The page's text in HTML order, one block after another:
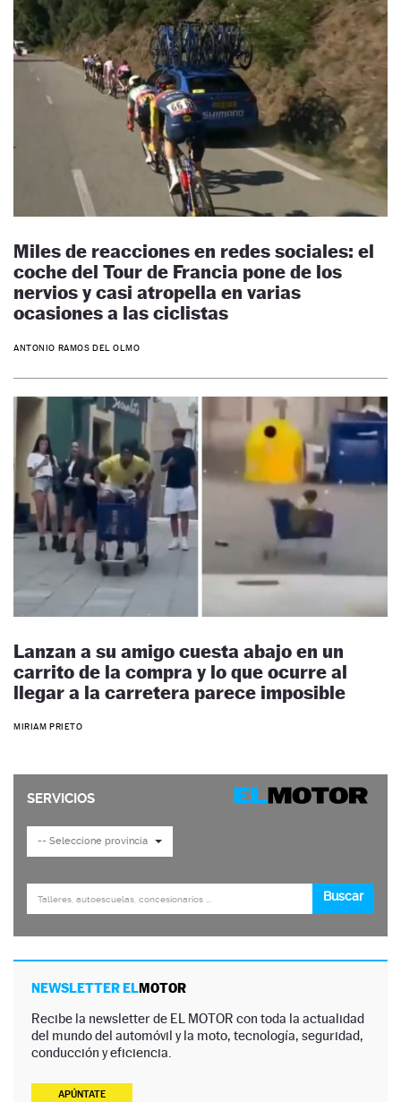
Miles de reacciones en redes sociales: el
coche del Tour de Francia pone de los
nervios y casi atropella en varias
ocasiones a las ciclistas
ANTONIO RAMOS DEL OLMO
Lanzan a su amigo cuesta abajo en un
carrito de la compra y lo que ocurre al
llegar a la carretera parece imposible
MIRIAM PRIETO
NEWSLETTER ELMOTOR
Recibe la newsletter de EL MOTOR con toda la actualidad
del mundo del automóvil y la moto, tecnología, seguridad,
conducción y eficiencia.
APÚNTATE